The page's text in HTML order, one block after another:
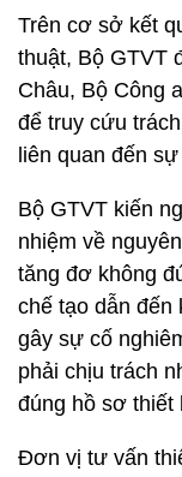
Trên cơ sở kết
thuật, Bộ GTVT
Châu, Bộ Công
để truy cứu
liên quan đến
Bộ GTVT kiến
nhiệm về
tăng đơ không
chế tạo dẫn đến
gây sự cố
phải chịu trách
đúng hồ sơ thiết
Đơn vị tư vấn